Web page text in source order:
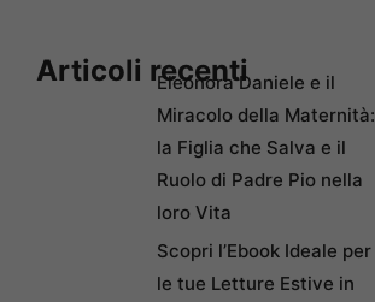
Articoli recentiEleonora Daniele e il
Miracolo della Maternità:
la Figlia che Salva e il
Ruolo di Padre Pio nella
loro Vita
Scopri l’Ebook Ideale per
le tue Letture Estive in